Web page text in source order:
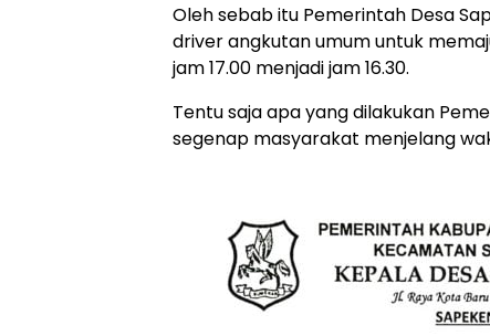
Oleh sebab itu Pemerintah Desa
driver angkutan umum untuk
jam 17.00 menjadi jam 16.30.
Tentu saja apa yang dilakukan
segenap masyarakat menjelang